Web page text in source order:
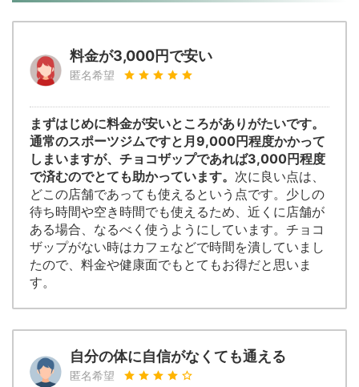
料金が3,000円で安い
匿名希望
まずはじめに料金が安いところがありがたいです。
通常のスポーツジムですと月9,000円程度かかって
しまいますが、チョコザップであれば3,000円程度
で済むのでとても助かっています。 次に良い点は、
どこの店舗であっても使えるという点です。少しの
待ち時間や空き時間でも使えるため、近くに店舗が
ある場合、なるべく使うようにしています。チョコ
ザップがない時はカフェなどで時間を潰していまし
たので、料金や健康面でもとてもお得だと思いま
す。
自分の体に自信がなくても通える
匿名希望